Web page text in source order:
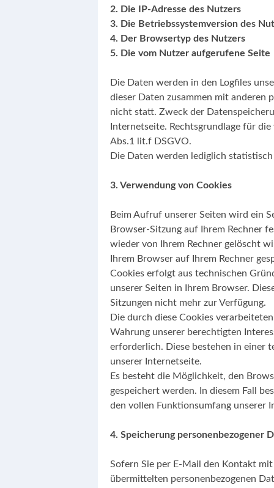
2. Die IP-Adresse des Nutzers
3. Die Betriebssystemversion des
4. Der Browsertyp des Nutzers
5. Die vom Nutzer aufgerufene Seite
Die Daten werden in den Logfiles
dieser Daten zusammen mit anderen
nicht statt. Zweck der
Internetseite. Rechtsgrundlage für
Abs.1 lit.f DSGVO.
Die Daten werden lediglich
3. Verwendung von Cookies
Beim Aufruf unserer Seiten wird ein
Browser-Sitzung auf Ihrem Rechner
wieder von Ihrem Rechner gelöscht
Ihrem Browser auf Ihrem Rechner
Cookies erfolgt aus technischen
unserer Seiten in Ihrem Browser.
Sitzungen nicht mehr zur Verfügung.
Die durch diese Cookies
Wahrung unserer berechtigten
erforderlich. Diese bestehen in einer
unserer Internetseite.
Es besteht die Möglichkeit, den
gespeichert werden. In diesem Fall
den vollen Funktionsumfang unserer
4. Speicherung personenbezogener
Sofern Sie per E-Mail den Kontakt
übermittelten personenbezogenen